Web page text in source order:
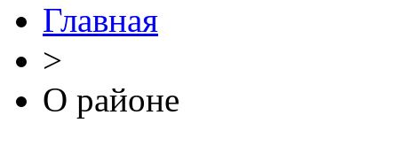
Главная
>
О районе